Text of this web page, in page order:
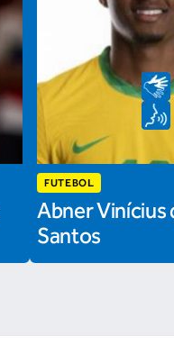
FUTEBOL
Abner Vinícius
Santos